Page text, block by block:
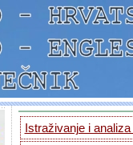
Istraživanje i